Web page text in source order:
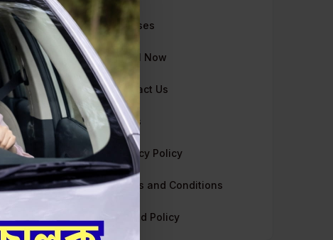
Courses
Enroll Now
Contact Us
Blogs
Privacy Policy
Terms and Conditions
refund Policy